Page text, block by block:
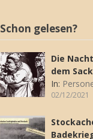
Schon gelesen?
Die
dem
In:
02/12/2021